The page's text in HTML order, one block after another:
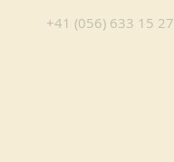
+41 (056) 633 15 27